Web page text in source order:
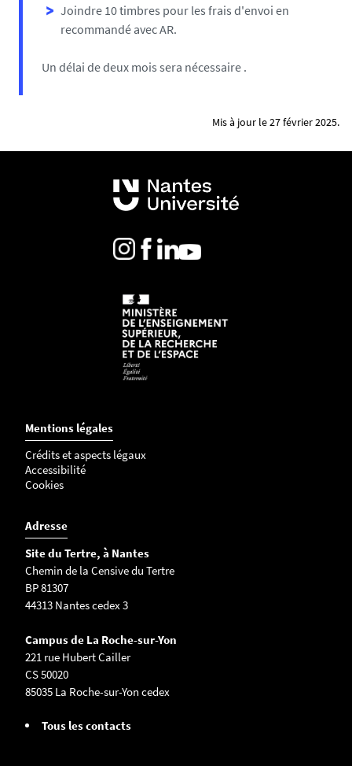
Joindre 10 timbres pour les frais d'envoi en
recommandé avec AR.
Un délai de deux mois sera nécessaire .
Mis à jour le 27 février 2025.
Mentions légales
Crédits et aspects légaux
Accessibilité
Cookies
Adresse
Site du Tertre, à Nantes
Chemin de la Censive du Tertre
BP 81307
44313 Nantes cedex 3
Campus de La Roche-sur-Yon
221 rue Hubert Cailler
CS 50020
85035 La Roche-sur-Yon cedex
Tous les contacts